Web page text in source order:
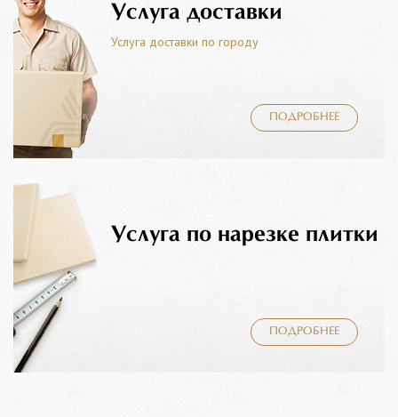
Услуга доставки
Услуга доставки по городу
ПОДРОБНЕЕ
Услуга по нарезке плитки
ПОДРОБНЕЕ